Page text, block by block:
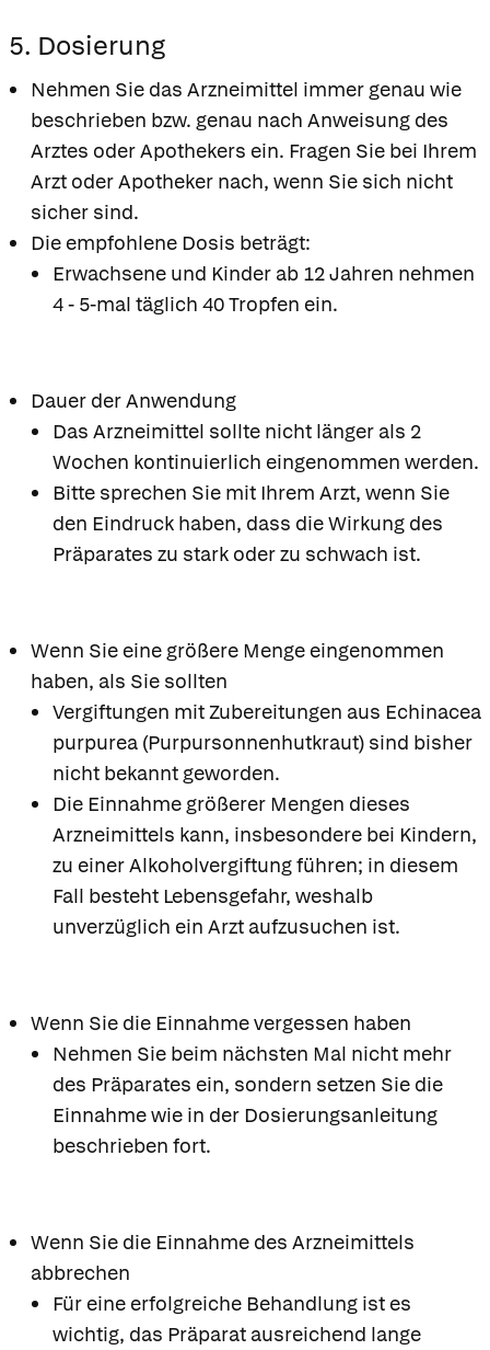
5. Dosierung
Nehmen Sie das Arzneimittel immer genau wie
beschrieben bzw. genau nach Anweisung des
Arztes oder Apothekers ein. Fragen Sie bei Ihrem
Arzt oder Apotheker nach, wenn Sie sich nicht
sicher sind.
Die empfohlene Dosis beträgt:
Erwachsene und Kinder ab 12 Jahren nehmen
4 - 5-mal täglich 40 Tropfen ein.
Dauer der Anwendung
Das Arzneimittel sollte nicht länger als 2
Wochen kontinuierlich eingenommen werden.
Bitte sprechen Sie mit Ihrem Arzt, wenn Sie
den Eindruck haben, dass die Wirkung des
Präparates zu stark oder zu schwach ist.
Wenn Sie eine größere Menge eingenommen
haben, als Sie sollten
Vergiftungen mit Zubereitungen aus Echinacea
purpurea (Purpursonnenhutkraut) sind bisher
nicht bekannt geworden.
Die Einnahme größerer Mengen dieses
Arzneimittels kann, insbesondere bei Kindern,
zu einer Alkoholvergiftung führen; in diesem
Fall besteht Lebensgefahr, weshalb
unverzüglich ein Arzt aufzusuchen ist.
Wenn Sie die Einnahme vergessen haben
Nehmen Sie beim nächsten Mal nicht mehr
des Präparates ein, sondern setzen Sie die
Einnahme wie in der Dosierungsanleitung
beschrieben fort.
Wenn Sie die Einnahme des Arzneimittels
abbrechen
Für eine erfolgreiche Behandlung ist es
wichtig, das Präparat ausreichend lange